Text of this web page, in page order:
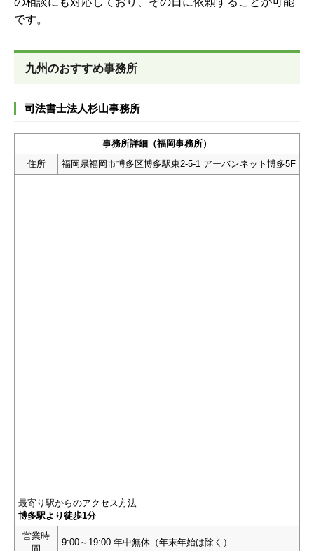
です。
九州のおすすめ事務所
司法書士法人杉山事務所
事務所詳細（福岡事務所）
住所
福岡県福岡市博多区博多駅東2-5-1 アーバンネット博多5F
最寄り駅からのアクセス方法
博多駅より徒歩1分
営業時
間
9:00～19:00 年中無休（年末年始は除く）